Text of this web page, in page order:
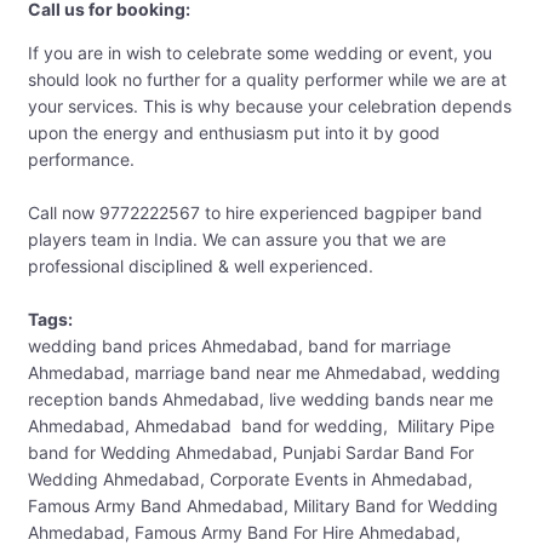
Call us for booking:
If you are in wish to celebrate some wedding or event, you
should look no further for a quality performer while we are at
your services. This is why because your celebration depends
upon the energy and enthusiasm put into it by good
performance.
Call now 9772222567 to hire experienced bagpiper band
players team in India. We can assure you that we are
professional disciplined & well experienced.
Tags:
wedding band prices Ahmedabad, band for marriage
Ahmedabad, marriage band near me Ahmedabad, wedding
reception bands Ahmedabad, live wedding bands near me
Ahmedabad, Ahmedabad band for wedding, Military Pipe
band for Wedding Ahmedabad, Punjabi Sardar Band For
Wedding Ahmedabad, Corporate Events in Ahmedabad,
Famous Army Band Ahmedabad, Military Band for Wedding
Ahmedabad, Famous Army Band For Hire Ahmedabad,